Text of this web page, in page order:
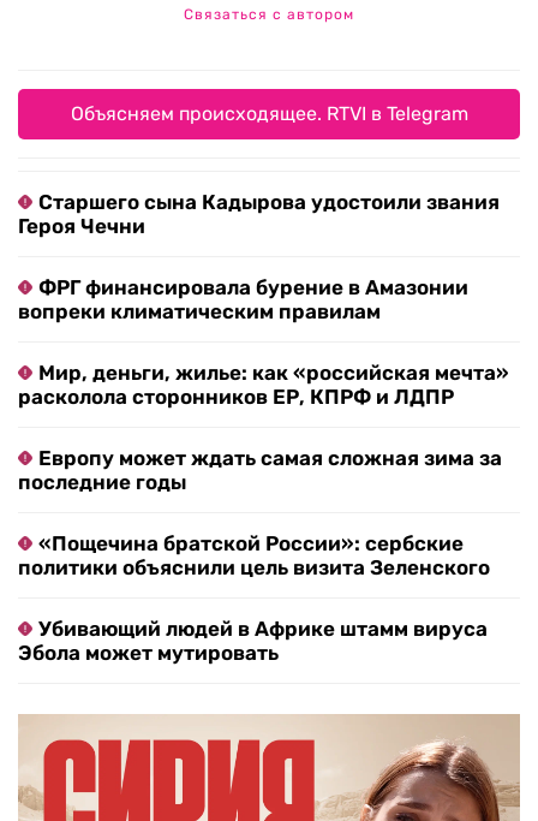
Связаться с автором
Объясняем происходящее. RTVI в Telegram
Старшего сына Кадырова удостоили звания
Героя Чечни
ФРГ финансировала бурение в Амазонии
вопреки климатическим правилам
Мир, деньги, жилье: как «российская мечта»
расколола сторонников ЕР, КПРФ и ЛДПР
Европу может ждать самая сложная зима за
последние годы
«Пощечина братской России»: сербские
политики объяснили цель визита Зеленского
Убивающий людей в Африке штамм вируса
Эбола может мутировать